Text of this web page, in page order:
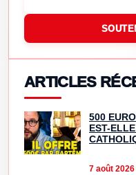
ARTICLES
500
EST-
7 août 2026